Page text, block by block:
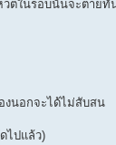
วตในรอบนั้นจะตายทั
งนอกจะได้ไม่สับสน
ไปแล้ว)